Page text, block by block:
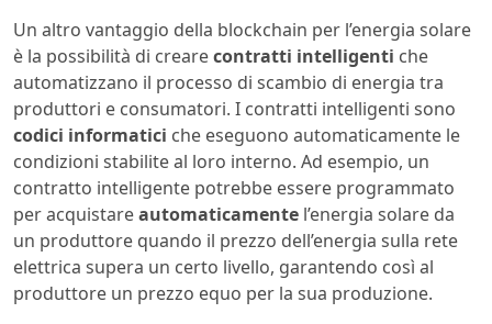
Un altro vantaggio della blockchain per l’energia solare
è la possibilità di crearecontratti intelligenti che
automatizzano il processo di scambio di energia tra
produttori e consumatori. I contratti intelligenti sono
codici informatici che eseguono automaticamente le
condizioni stabilite al loro interno. Ad esempio, un
contratto intelligente potrebbe essere programmato
per acquistareautomaticamente l’energia solare da
un produttore quando il prezzo dell’energia sulla rete
elettrica supera un certo livello, garantendo così al
produttore un prezzo equo per la sua produzione.